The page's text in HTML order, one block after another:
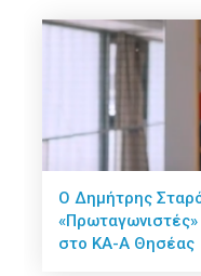
Ο Δημήτρης
στο ΚΑ-Α Θησέας